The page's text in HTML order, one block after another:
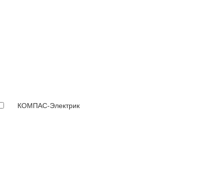
КОМПАС-Электрик